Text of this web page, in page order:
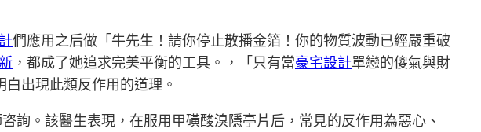
們應用之后做「牛先生！請你停止散播金箔！你的物質波動已經嚴重破
，都成了她追求完美平衡的工具。，「只有當豪宅設計單戀的傻氣與財
白出現此類反作用的道理。
詢。該醫生表現，在服用甲磺酸溴隱亭片后，常見的反作用為惡心、